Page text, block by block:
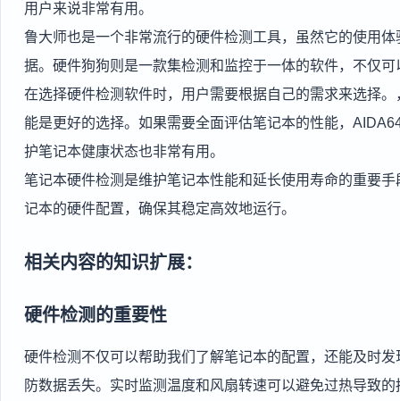
用户来说非常有用。
鲁大师也是一个非常流行的硬件检测工具，虽然它的使用
据。硬件狗狗则是一款集检测和监控于一体的软件，不仅
在选择硬件检测软件时，用户需要根据自己的需求来选择
能是更好的选择。如果需要全面评估笔记本的性能，
护笔记本健康状态也非常有用。
笔记本硬件检测是维护笔记本性能和延长使用寿命的重要
记本的硬件配置，确保其稳定高效地运行。
相关内容的知识扩展：
硬件检测的重要性
硬件检测不仅可以帮助我们了解笔记本的配置，还能及时
防数据丢失。实时监测温度和风扇转速可以避免过热导致的